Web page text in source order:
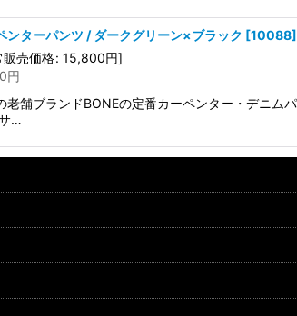
ンターパンツ / ダークグリーン×ブラック [10088]
販売価格: 15,800円]
円
老舗ブランドBONEの定番カーペンター・デニ
…